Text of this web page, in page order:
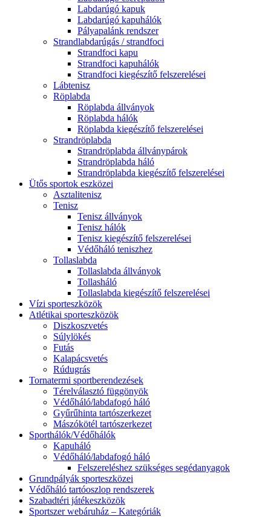
Labdarúgó kapuk
Labdarúgó kapuhálók
Pályapalánk rendszer
Strandlabdarúgás / strandfoci
Strandfoci kapu
Strandfoci kapuhálók
Strandfoci kiegészítő felszerelései
Lábtenisz
Röplabda
Röplabda állványok
Röplabda hálók
Röplabda kiegészítő felszerelései
Strandröplabda
Strandröplabda állványpárok
Strandröplabda háló
Strandröplabda kiegészítő felszerelései
Ütős sportok eszközei
Asztalitenisz
Tenisz
Tenisz állványok
Tenisz hálók
Tenisz kiegészítő felszerelései
Védőháló teniszhez
Tollaslabda
Tollaslabda állványok
Tollasháló
Tollaslabda kiegészítő felszerelései
Vízi sporteszközök
Atlétikai sporteszközök
Diszkoszvetés
Súlylökés
Futás
Kalapácsvetés
Rúdugrás
Tornatermi sportberendezések
Térelválasztó függönyök
Védőháló/labdafogó háló
Gyűrűhinta tartószerkezet
Mászókötél tartószerkezet
Sporthálók/Védőhálók
Kapuháló
Védőháló/labdafogó háló
Felszereléshez szükséges segédanyagok
Grundpályák sporteszközei
Védőháló tartóoszlop rendszerek
Szabadtéri játékeszközök
Sportszer webáruház – Kategóriák